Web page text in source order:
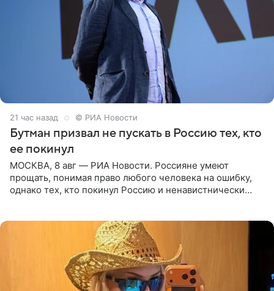
21 час назад © РИА Новости
Бутман призвал не пускать в Россию тех, кто
ее покинул
МОСКВА, 8 авг — РИА Новости. Россияне умеют
прощать, понимая право любого человека на ошибку,
однако тех, кто покинул Россию и ненавистнически